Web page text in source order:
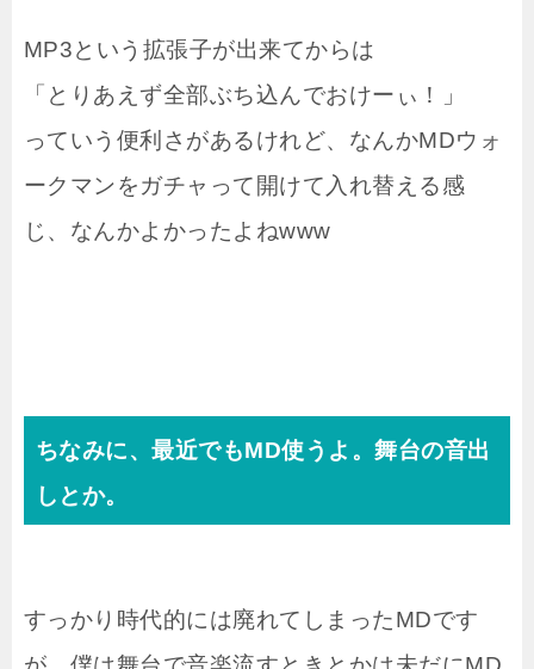
MP3という拡張子が出来てからは
「とりあえず全部ぶち込んでおけーぃ！」
っていう便利さがあるけれど、なんかMDウォ
ークマンをガチャって開けて入れ替える感
じ、なんかよかったよねwww
ちなみに、最近でもMD使うよ。舞台の音出
しとか。
すっかり時代的には廃れてしまったMDです